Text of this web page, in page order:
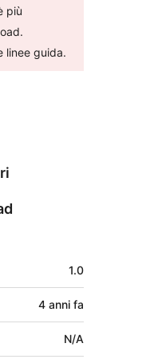
più
linee guida.
1.0
4 anni fa
N/A